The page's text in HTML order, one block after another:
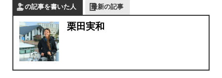
この記事を書いた人 最新の記事
栗田実和